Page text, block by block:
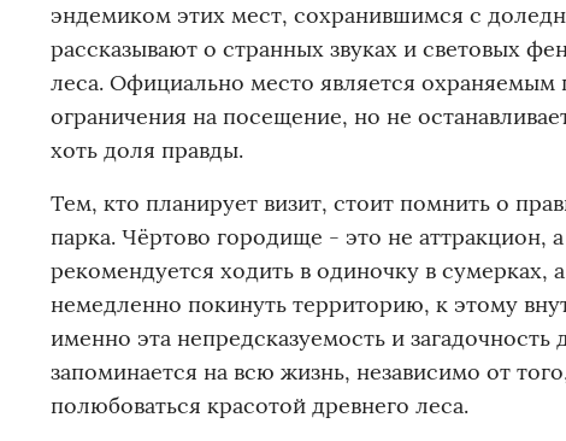
эндемиком этих мест, сохранившимся с
рассказывают о странных звуках и световых
леса. Официально место является
ограничения на посещение, но не
хоть доля правды.
Тем, кто планирует визит, стоит помнить о
парка. Чёртово городище - это не аттракцион,
рекомендуется ходить в одиночку в сумерках,
немедленно покинуть территорию, к этому
именно эта непредсказуемость и
запоминается на всю жизнь, независимо от
полюбоваться красотой древнего леса.